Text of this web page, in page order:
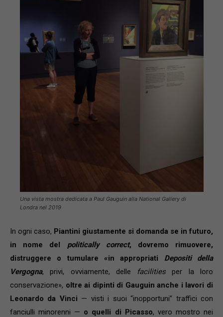
Una vista mostra dedicata a Paul Gauguin alla National Gallery di
Londra nel 2019
In ogni caso, Piantini giustamente si domanda se in futuro,
in nome del politically correct, dovremo rimuovere,
distruggere o tumulare «in appropriati Depositi della
Vergogna, privi, ovviamente, delle facilitiesper la loro
conservazione», oltre ai dipinti di Gauguin anche i lavori di
Leonardo da Vinci — visti i suoi “inopportuni” traffici con
fanciulli minorenni — o quelli di Picasso, vero mostro nei